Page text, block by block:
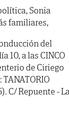
Sonia
familiares,
del
10, a las CINCO
de Ciriego
C/ Repuente -